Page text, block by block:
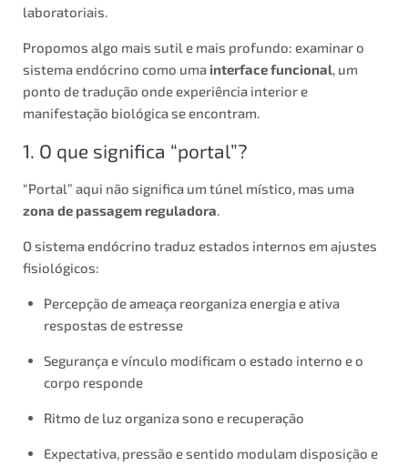
laboratoriais.
Propomos algo mais sutil e mais profundo: examinar o
sistema endócrino como uma interface funcional, um
ponto de tradução onde experiência interior e
manifestação biológica se encontram.
1. O que significa “portal”?
“Portal” aqui não significa um túnel místico, mas uma
zona de passagem reguladora.
O sistema endócrino traduz estados internos em ajustes
fisiológicos:
Percepção de ameaça reorganiza energia e ativa
respostas de estresse
Segurança e vínculo modificam o estado interno e o
corpo responde
Ritmo de luz organiza sono e recuperação
Expectativa, pressão e sentido modulam disposição e